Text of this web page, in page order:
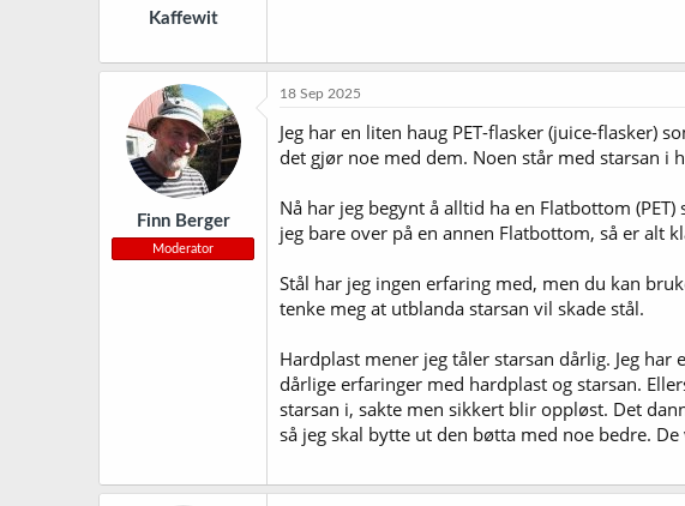
Kaffewit
Finn Berger
Moderator
18 Sep 2025
Jeg har en liten haug PET-flasker (juice-flasker)
det gjør noe med dem. Noen står med starsan i
Nå har jeg begynt å alltid ha en Flatbottom
jeg bare over på en annen Flatbottom, så er alt
Stål har jeg ingen erfaring med, men du kan
tenke meg at utblanda starsan vil skade stål.
Hardplast mener jeg tåler starsan dårlig. Jeg
dårlige erfaringer med hardplast og starsan.
starsan i, sakte men sikkert blir oppløst. Det
så jeg skal bytte ut den bøtta med noe bedre.